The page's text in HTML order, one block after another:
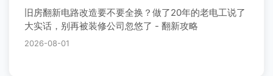
旧房翻新电路改造要不要全换？做了20年的老电工说了
大实话，别再被装修公司忽悠了 - 翻新攻略
2026-08-01